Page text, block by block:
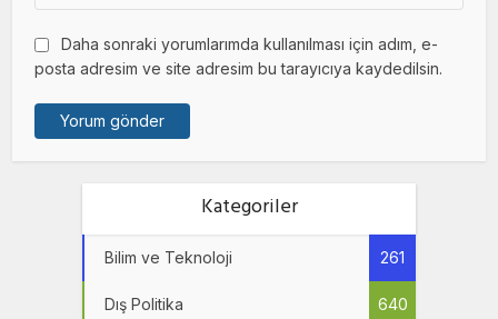
Daha sonraki yorumlarımda kullanılması için adım, e-
posta adresim ve site adresim bu tarayıcıya kaydedilsin.
Kategoriler
Bilim ve Teknoloji 261
Dış Politika 640